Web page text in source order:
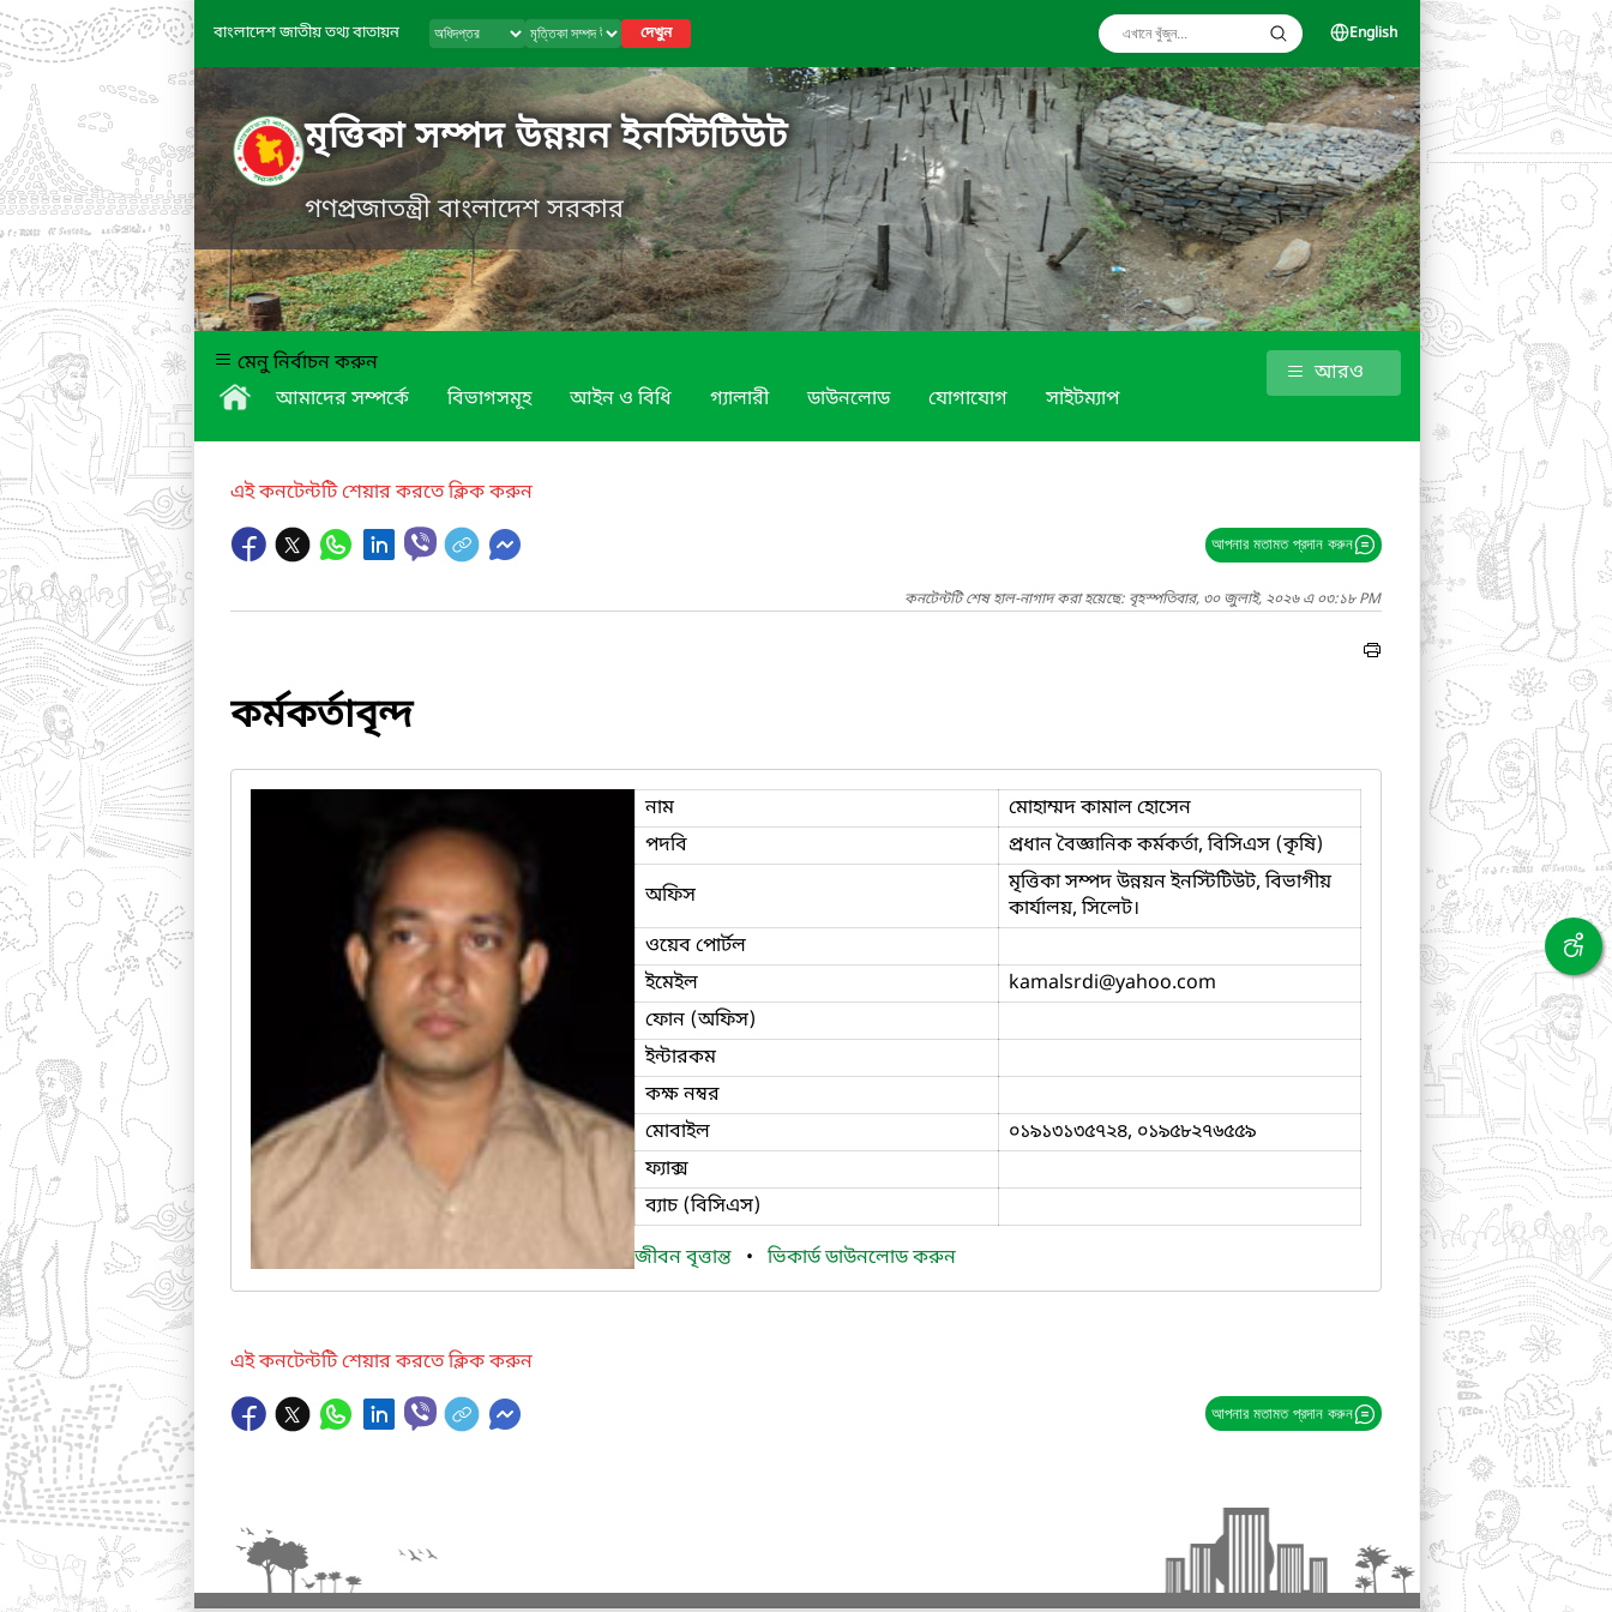
বাংলাদেশ জাতীয় তথ্য বাতায়ন দেখুন English
মৃত্তিকা সম্পদ উন্নয়ন ইনস্টিটিউট
গণপ্রজাতন্ত্রী বাংলাদেশ সরকার
মেনু নির্বাচন করুন
আমাদের সম্পর্কে
বিভাগসমূহ আইন ও বিধি গ্যালারী ডাউনলোড যোগাযোগ সাইটম্যাপ
আরও
এই কনটেন্টটি শেয়ার করতে ক্লিক করুন
আপনার মতামত প্রদান করুন
কনটেন্টটি শেষ হাল-নাগাদ করা হয়েছে: বৃহস্পতিবার, ৩০ জুলাই, ২০২৬ এ ০৩:১৮ PM
কর্মকর্তাবৃন্দ
নাম
মোহাম্মদ কামাল হোসেন
পদবি
প্রধান বৈজ্ঞানিক কর্মকর্তা, বিসিএস (কৃষি)
অফিস
মৃত্তিকা সম্পদ উন্নয়ন ইনস্টিটিউট, বিভাগীয়
কার্যালয়, সিলেট।
ওয়েব পোর্টল
ইমেইল
kamalsrdi@yahoo.com
ফোন (অফিস)
ইন্টারকম
কক্ষ নম্বর
মোবাইল
০১৯১৩১৩৫৭২৪, ০১৯৫৮২৭৬৫৫৯
ফ্যাক্স
ব্যাচ (বিসিএস)
জীবন বৃত্তান্ত • ভিকার্ড ডাউনলোড করুন
এই কনটেন্টটি শেয়ার করতে ক্লিক করুন
আপনার মতামত প্রদান করুন